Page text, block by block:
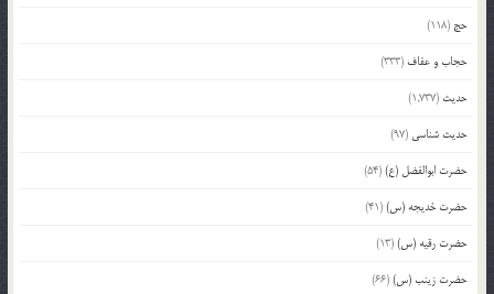
حج (118)
حجاب و عفاف (333)
حدیث (1,737)
حدیث شناسی (97)
حضرت ابوالفضل (ع)(54)
حضرت خدیجه (س)(41)
حضرت رقیه (س)(13)
حضرت زینب (س)(66)